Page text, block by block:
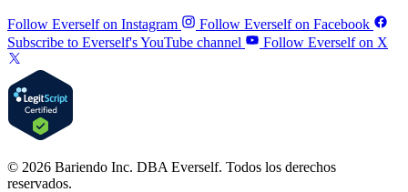
Follow Everself on Instagram
Follow Everself on Facebook
Subscribe to Everself's YouTube channel
Follow Everself on X
© 2026 Bariendo Inc. DBA Everself. Todos los derechos
reservados.